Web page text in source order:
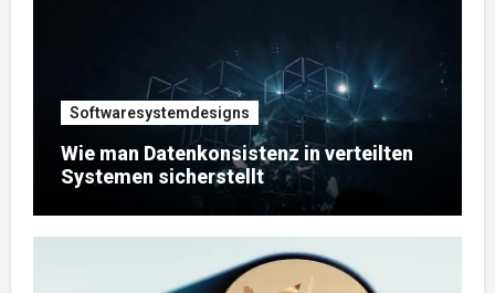
Softwaresystemdesigns
Wie man Datenkonsistenz in verteilten
Systemen sicherstellt